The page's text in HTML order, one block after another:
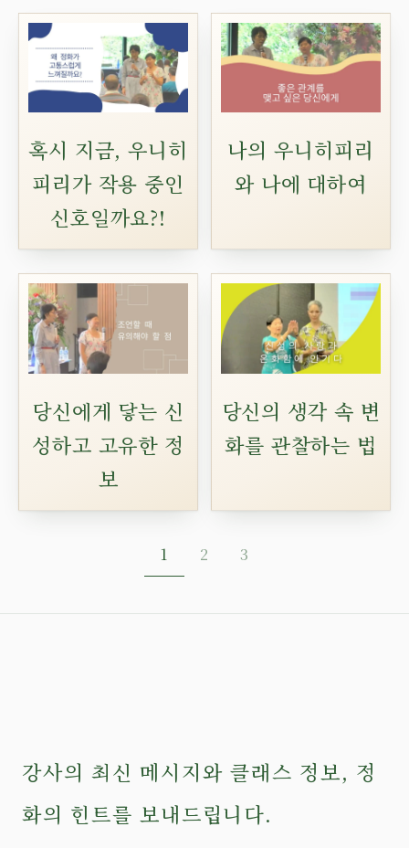
혹시 지금, 우니히
피리가 작용 중인
신호일까요?!
나의 우니히피리
와 나에 대하여
당신에게 닿는 신
성하고 고유한 정
보
당신의 생각 속 변
화를 관찰하는 법
1 2 3
강사의 최신 메시지와 클래스 정보, 정
화의 힌트를 보내드립니다.